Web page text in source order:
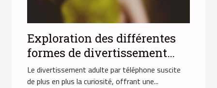
Exploration des différentes
formes de divertissement
adulte par téléphone
Le divertissement adulte par téléphone suscite
de plus en plus la curiosité, offrant une...